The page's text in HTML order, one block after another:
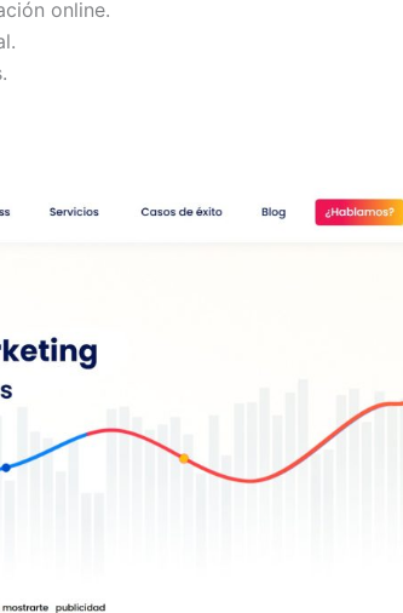
online.